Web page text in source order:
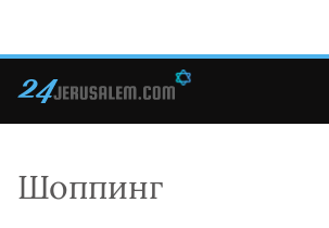
Шоппинг